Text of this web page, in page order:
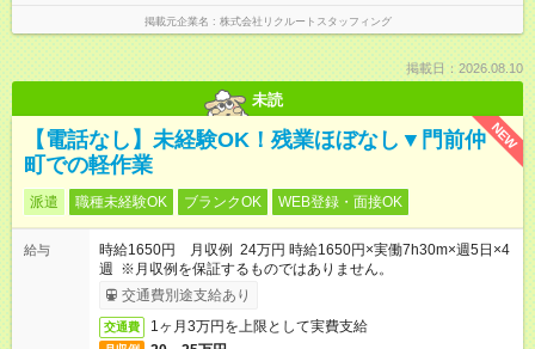
掲載元企業名 株式会社リクルートスタッフィング
掲載日：2026.08.10
未読
NEW
【電話なし】未経験OK！残業ほぼなし▼門前仲
町での軽作業
派遣 職種未経験OK ブランクOK WEB登録・面接OK
給与
時給1650円 月収例 24万円 時給1650円×実働7h30m×週5日×4
週 ※月収例を保証するものではありません。
交通費別途支給あり
交通費 1ヶ月3万円を上限として実費支給